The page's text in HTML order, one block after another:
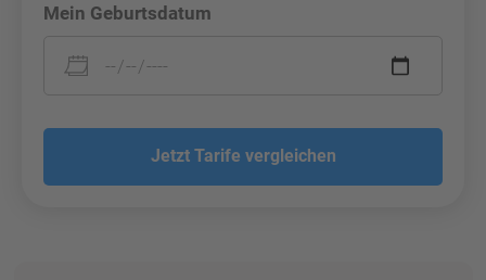
Mein Geburtsdatum
Jetzt Tarife vergleichen